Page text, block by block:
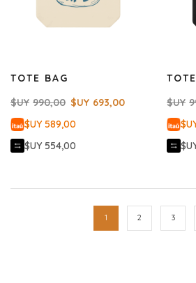
TOTE BAG
$UY 990,00 $UY 693,00
$UY 589,00
$UY 554,00
$UY
1 2 3